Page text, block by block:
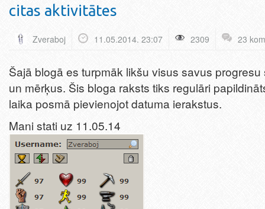
citas aktivitātes
Zveraboj 11.05.2014. 23:07 2309 23
Šajā blogā es turpmāk likšu visus savus
un mērķus. Šis bloga raksts tiks regulāri
laika posmā pievienojot datuma ierakstus.
Mani stati uz 11.05.14